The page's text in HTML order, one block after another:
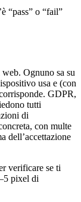
“pass” o “fail”
Ognuno sa su
usa e (con
GDPR,
tutti
di
con multe
dell’accettazione
verificare se ti
pixel di